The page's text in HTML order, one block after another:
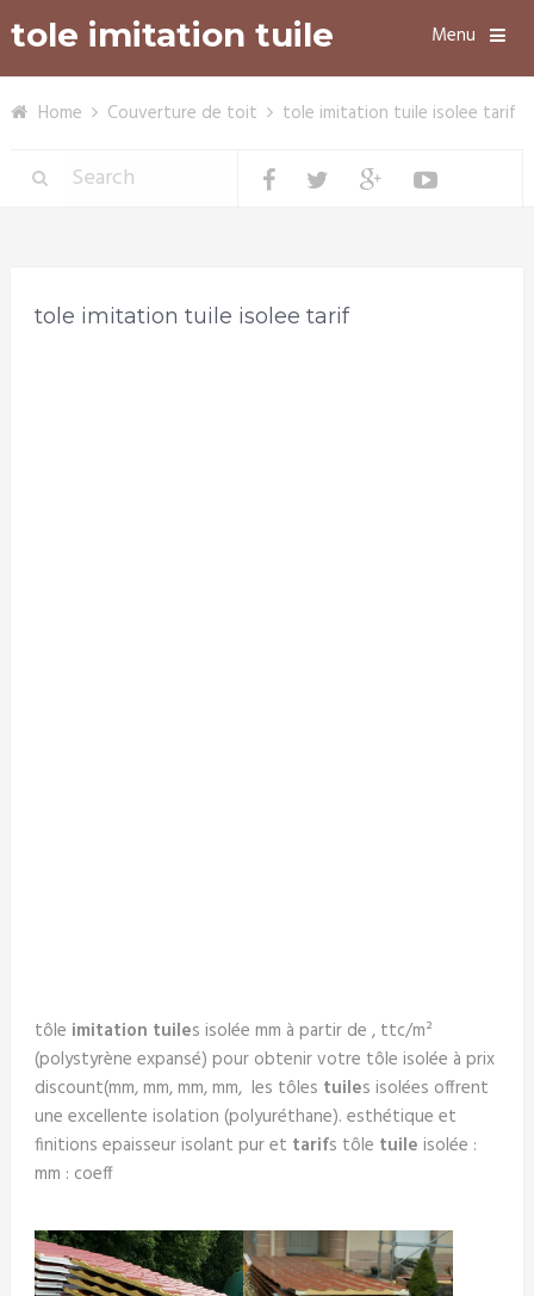
tole imitation tuile Menu
Home Couverture de toit tole imitation tuile isolee tarif
tole imitation tuile isolee tarif
tôle imitation tuiles isolée mm à partir de , ttc/m²
(polystyrène expansé) pour obtenir votre tôle isolée à prix
discount(mm, mm, mm, mm, les tôles tuiles isolées offrent
une excellente isolation (polyuréthane). esthétique et
finitions epaisseur isolant pur et tarifs tôle tuile isolée :
mm : coeff